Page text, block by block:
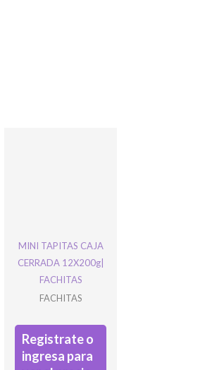
MINI TAPITAS CAJA
CERRADA 12X200g|
FACHITAS
FACHITAS
Registrate o
ingresa para